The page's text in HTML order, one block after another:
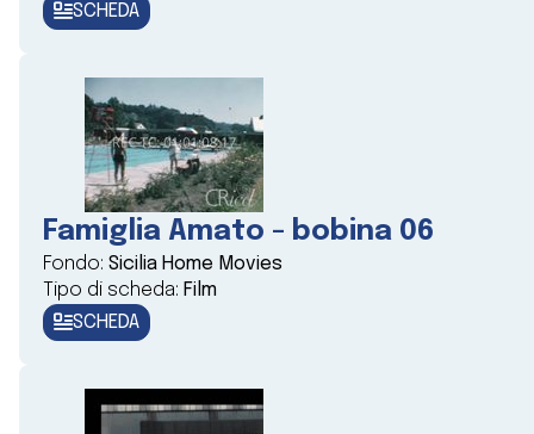
SCHEDA
Famiglia Amato - bobina 06
Fondo: Sicilia Home Movies
Tipo di scheda: Film
SCHEDA